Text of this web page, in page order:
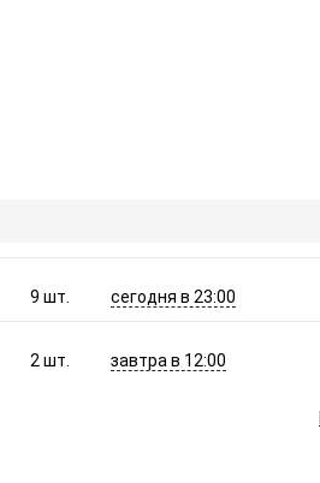
9шт. сегодня в 23:00
2шт. завтра в 12:00